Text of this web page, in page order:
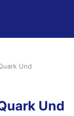
Und
Und